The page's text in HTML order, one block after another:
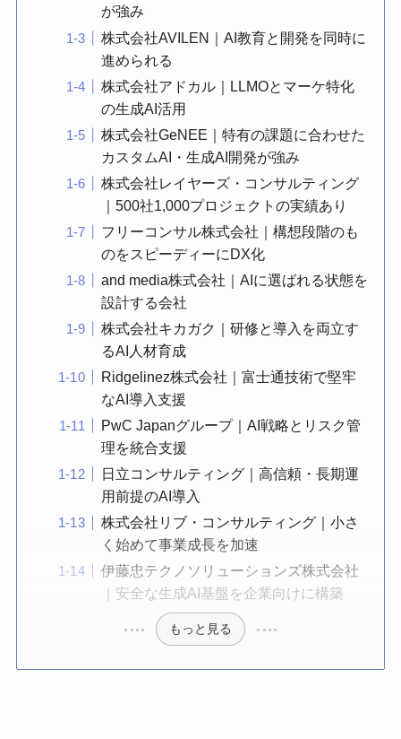
が強み
株式会社AVILEN｜AI教育と開発を同時に
進められる
株式会社アドカル｜LLMOとマーケ特化
の生成AI活用
株式会社GeNEE｜特有の課題に合わせた
カスタムAI・生成AI開発が強み
株式会社レイヤーズ・コンサルティング
｜500社1,000プロジェクトの実績あり
フリーコンサル株式会社｜構想段階のも
のをスピーディーにDX化
and media株式会社｜AIに選ばれる状態を
設計する会社
株式会社キカガク｜研修と導入を両立す
るAI人材育成
Ridgelinez株式会社｜富士通技術で堅牢
なAI導入支援
PwC Japanグループ｜AI戦略とリスク管
理を統合支援
日立コンサルティング｜高信頼・長期運
用前提のAI導入
株式会社リブ・コンサルティング｜小さ
く始めて事業成長を加速
伊藤忠テクノソリューションズ株式会社
｜安全な生成AI基盤を企業向けに構築
もっと見る